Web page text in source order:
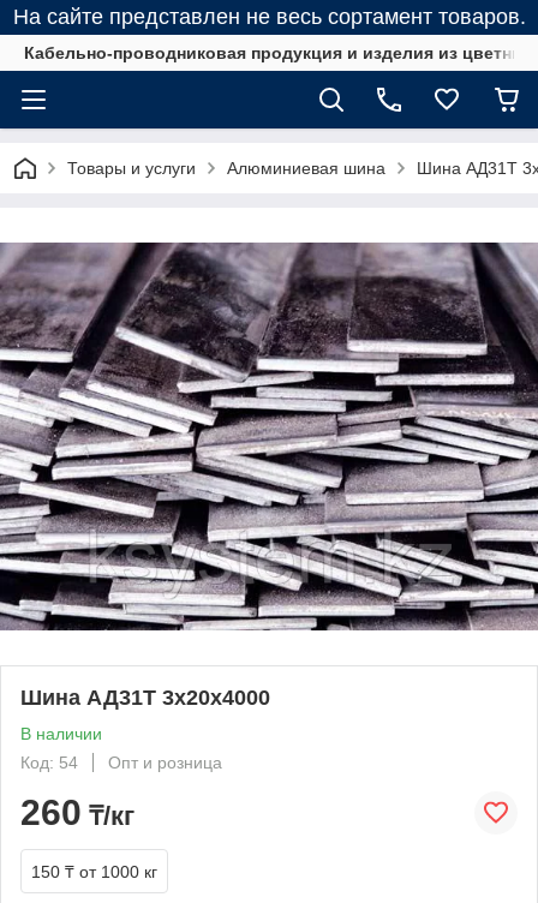
На сайте представлен не весь сортамент товаров.
Кабельно-проводниковая продукция и изделия из
Товары и услуги Алюминиевая шина Шина АД31Т
Шина АД31Т 3х20х4000
В наличии
Код: 54
Опт и розница
260 ₸/кг
150 ₸ от 1000 кг